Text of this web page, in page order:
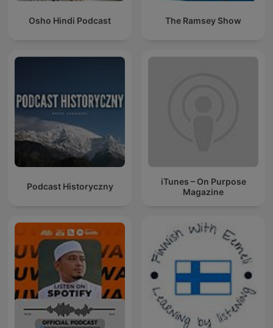
Osho Hindi Podcast The Ramsey Show
Podcast Historyczny
iTunes – On Purpose
Magazine